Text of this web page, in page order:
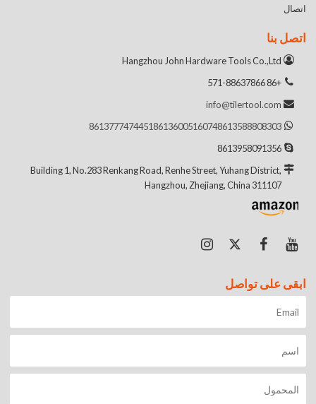
اتصال
اتصل بنا
Hangzhou John Hardware Tools Co.,Ltd
+86 571-88637866
info@tilertool.com
8613588808303
8613600516074
8613777474451
8613958091356
Building 1, No.283 Renkang Road, Renhe Street, Yuhang District,
Hangzhou, Zhejiang, China 311107
ابقى على تواصل